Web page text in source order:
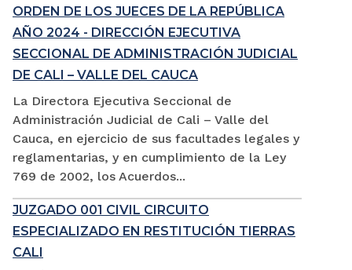
ORDEN DE LOS JUECES DE LA REPÚBLICA
AÑO 2024 - DIRECCIÓN EJECUTIVA
SECCIONAL DE ADMINISTRACIÓN JUDICIAL
DE CALI – VALLE DEL CAUCA
La Directora Ejecutiva Seccional de
Administración Judicial de Cali – Valle del
Cauca, en ejercicio de sus facultades legales y
reglamentarias, y en cumplimiento de la Ley
769 de 2002, los Acuerdos...
JUZGADO 001 CIVIL CIRCUITO
ESPECIALIZADO EN RESTITUCIÓN TIERRAS
CALI